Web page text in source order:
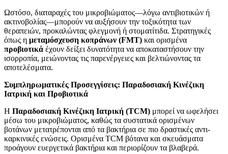
Ωστόσο, διαταραχές του μικροβιώματος—λόγω αντιβιοτικών ή
ακτινοβολίας—μπορούν να αυξήσουν την τοξικότητα των
θεραπειών, προκαλώντας φλεγμονή ή στοματίτιδα. Στρατηγικές
όπως η μεταμόσχευση κοπράνων (FMT) και ορισμένα
προβιοτικά έχουν δείξει δυνατότητα να αποκαταστήσουν την
ισορροπία, μειώνοντας τις παρενέργειες και βελτιώνοντας τα
αποτελέσματα.
Συμπληρωματικές Προσεγγίσεις: Παραδοσιακή Κινέζικη
Ιατρική και Προβιοτικά
Η Παραδοσιακή Κινέζικη Ιατρική (TCM) μπορεί να ωφελήσει
μέσω του μικροβιώματος, καθώς τα συστατικά ορισμένων
βοτάνων μετατρέπονται από τα βακτήρια σε πιο δραστικές αντι-
καρκινικές ενώσεις. Ορισμένα TCM βότανα και σκευάσματα
προάγουν ευεργετικά βακτήρια και περιορίζουν τα βλαβερά.